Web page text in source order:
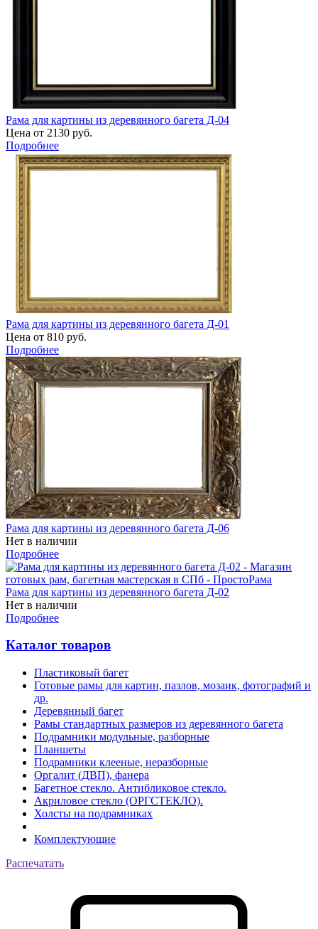
Рама для картины из деревянного багета Д-04
Цена от 2130 руб.
Подробнее
Рама для картины из деревянного багета Д-01
Цена от 810 руб.
Подробнее
Рама для картины из деревянного багета Д-06
Нет в наличии
Подробнее
Рама для картины из деревянного багета Д-02
Нет в наличии
Подробнее
Каталог товаров
Пластиковый багет
Готовые рамы для картин, пазлов, мозаик, фотографий и
др.
Деревянный багет
Рамы стандартных размеров из деревянного багета
Подрамники модульные, разборные
Планшеты
Подрамники клееные, неразборные
Оргалит (ДВП), фанера
Багетное стекло. Антибликовое стекло.
Акриловое стекло (ОРГСТЕКЛО).
Холсты на подрамниках
Комплектующие
Распечатать